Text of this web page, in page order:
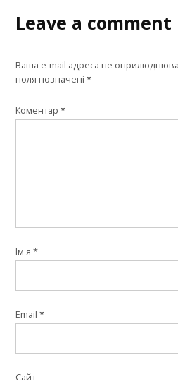
Leave a comment
Ваша e-mail адреса не
поля позначені*
Коментар*
Ім'я*
Email*
Сайт